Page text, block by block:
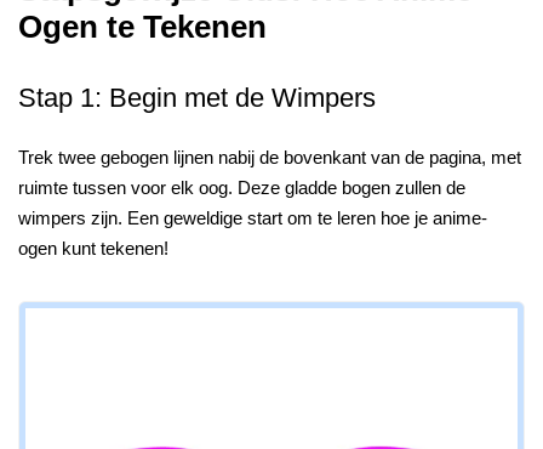
Ogen te Tekenen
Stap 1: Begin met de Wimpers
Trek twee gebogen lijnen nabij de bovenkant van de pagina, met
ruimte tussen voor elk oog. Deze gladde bogen zullen de
wimpers zijn. Een geweldige start om te leren hoe je anime-
ogen kunt tekenen!